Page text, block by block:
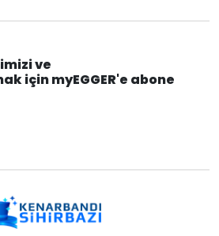
ve
için myEGGER'e abone